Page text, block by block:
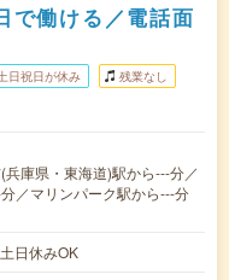
で働ける／電話面
日祝日が休み 残業なし
庫県・東海道)駅から---分／
／マリンパーク駅から---分
日休みOK